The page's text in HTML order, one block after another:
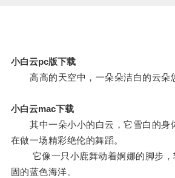
小白云pc版下载
高高的天空中，一朵朵洁白的云朵
小白云mac下载
其中一朵小小的白云，它雪白的身
在做一场精彩绝伦的舞蹈。
它像一只小鹿舞动着婀娜的脚步，
固的蓝色海洋。